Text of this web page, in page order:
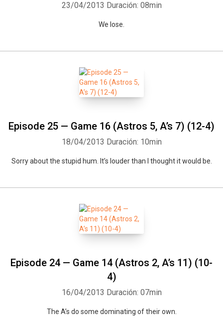
23/04/2013 Duración: 08min
We lose.
Episode 25 — Game 16 (Astros 5, A’s 7) (12-4)
18/04/2013 Duración: 10min
Sorry about the stupid hum. It’s louder than I thought it would be.
Episode 24 — Game 14 (Astros 2, A’s 11) (10-
4)
16/04/2013 Duración: 07min
The A’s do some dominating of their own.